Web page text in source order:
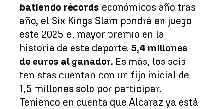
batiendo récords económicos año tras
año, el Six Kings Slam pondrá en juego
este 2025 el mayor premio en la
historia de este deporte: 5,4 millones
de euros al ganador. Es más, los seis
tenistas cuentan con un fijo inicial de
1,5 millones solo por participar.
Teniendo en cuenta que Alcaraz ya está